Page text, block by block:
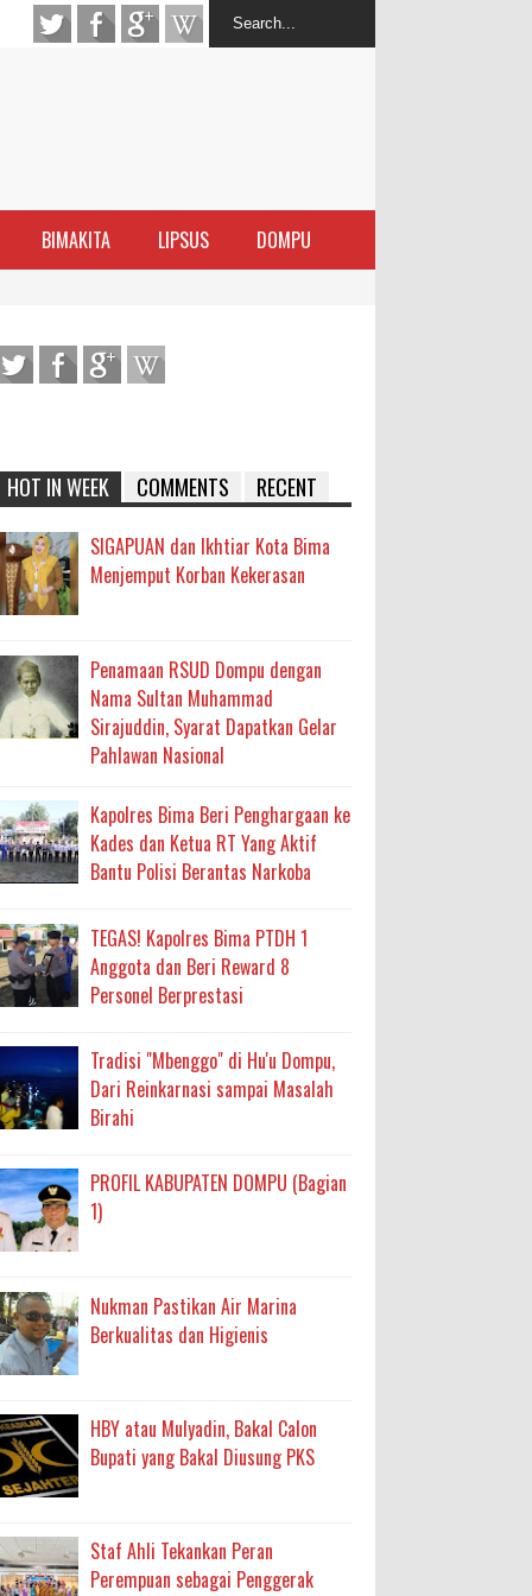
BIMAKITA LIPSUS DOMPU
Kewirausahaan Kota Bima
Sanggar
Layanan Berjalan Bertahap
Bantuan BSPS
2027 ke BPJN NTB
Pelaksanaan APBD Kota Bima
Kepercayaan Rakyat Landasan Utama
Air Bersih
Siap Edar
HOT IN WEEK COMMENTS RECENT
SIGAPUAN dan Ikhtiar Kota Bima
Menjemput Korban Kekerasan
Penamaan RSUD Dompu dengan
Nama Sultan Muhammad
Sirajuddin, Syarat Dapatkan Gelar
Pahlawan Nasional
Kapolres Bima Beri Penghargaan ke
Kades dan Ketua RT Yang Aktif
Bantu Polisi Berantas Narkoba
TEGAS! Kapolres Bima PTDH 1
Anggota dan Beri Reward 8
Personel Berprestasi
Tradisi "Mbenggo" di Hu'u Dompu,
Dari Reinkarnasi sampai Masalah
Birahi
PROFIL KABUPATEN DOMPU (Bagian
1)
Nukman Pastikan Air Marina
Berkualitas dan Higienis
HBY atau Mulyadin, Bakal Calon
Bupati yang Bakal Diusung PKS
Staf Ahli Tekankan Peran
Perempuan sebagai Penggerak